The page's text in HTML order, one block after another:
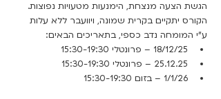
הגשת הצעה מנצחת, הימנעות מטעויות נפוצות.
הקורס יתקיים בקרית שמונה, ויוועבר ללא עלות
ע"י המומחה נדב כספי, בתאריכים הבאים:
18/12/25 – פרונטלי 15:30-19:30
25.12.25 – פרונטלי 15:30-19:30
1/1/26 – בזום 15:30-19:30